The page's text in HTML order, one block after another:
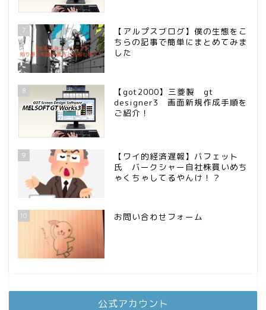
7
【アルプスブログ】僕の生態をこ
ちらの記事で簡単にまとめてみま
した
8
【got2000】三菱製 gt
designer3 画面新規作成手順を
ご紹介！
9
【ワイ的経済遅報】バフェット
氏 バークシャー自社株買いめち
ゃくちゃしてるやんけ！？
10 お問い合わせフォーム
公式アカウント